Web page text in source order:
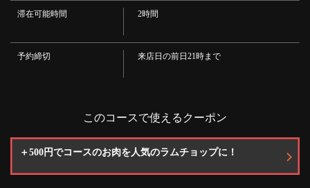
滞在可能時間 2時間
予約締切 来店日の前日21時まで
このコースで使えるクーポン
＋500円でコースのお肉を人気のラムチョップに！